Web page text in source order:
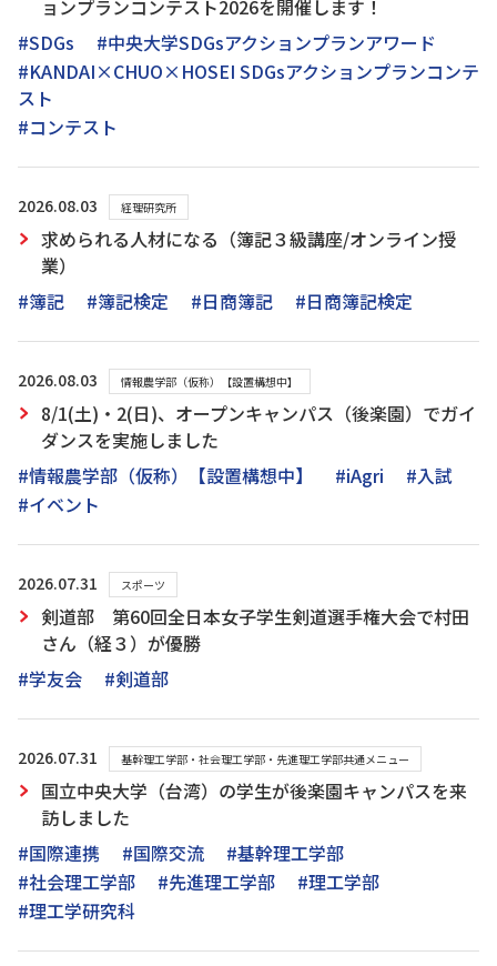
ョンプランコンテスト2026を開催します！
#SDGs
#中央大学SDGsアクションプランアワード
#KANDAI×CHUO×HOSEI SDGsアクションプランコンテ
スト
#コンテスト
2026.08.03 経理研究所
求められる人材になる（簿記３級講座/オンライン授
業）
#簿記
#簿記検定 #日商簿記 #日商簿記検定
2026.08.03 情報農学部（仮称）【設置構想中】
8/1(土)・2(日)、オープンキャンパス（後楽園）でガイ
ダンスを実施しました
#情報農学部（仮称）【設置構想中】
#iAgri
#入試
#イベント
2026.07.31 スポーツ
剣道部 第60回全日本女子学生剣道選手権大会で村田
さん（経３）が優勝
#学友会
#剣道部
2026.07.31 基幹理工学部・社会理工学部・先進理工学部共通メニュー
国立中央大学（台湾）の学生が後楽園キャンパスを来
訪しました
#国際連携
#国際交流
#基幹理工学部
#社会理工学部
#先進理工学部
#理工学部
#理工学研究科